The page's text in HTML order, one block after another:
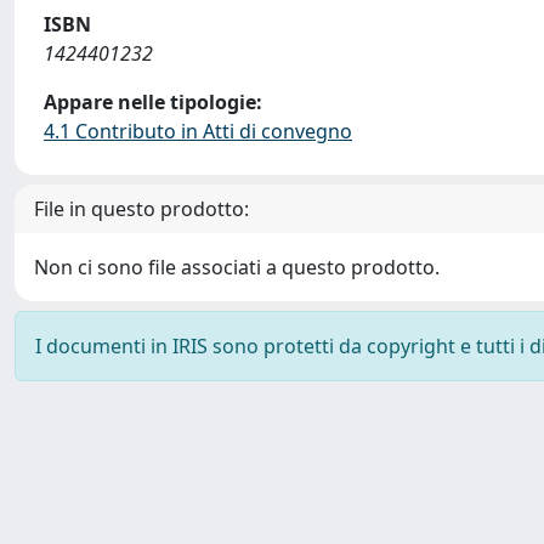
ISBN
1424401232
Appare nelle tipologie:
4.1 Contributo in Atti di convegno
File in questo prodotto:
Non ci sono file associati a questo prodotto.
I documenti in IRIS sono protetti da copyright e tutti i